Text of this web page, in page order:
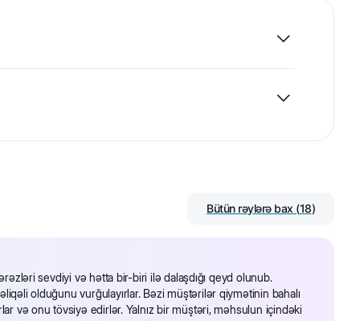
dadlı çərəzi quru rasiona uyğun olan əlavədir.
Bütün rəylərə bax (18)
sevdiyi və hətta bir-biri ilə dalaşdığı qeyd olunub.
olduğunu vurğulayırlar. Bəzi müştərilər qiymətinin bahalı
və onu tövsiyə edirlər. Yalnız bir müştəri, məhsulun içindəki